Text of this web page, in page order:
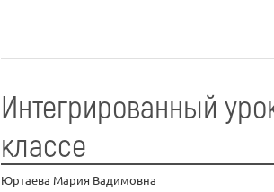
Интегрированный
классе
Юртаева Мария Вадимовна